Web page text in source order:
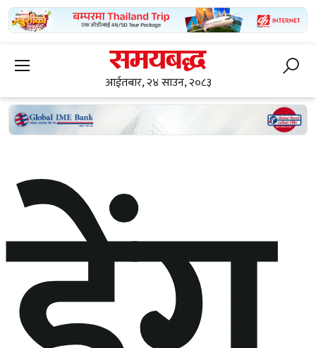
आईतबार, २४ साउन, २०८३